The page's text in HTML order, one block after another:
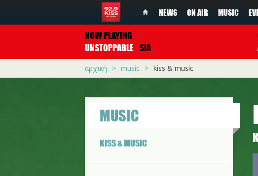
NEWS ON AIR MUSIC
NOW PLAYING
UNSTOPPABLE SIA
αρχική music kiss & music
MUSIC
KISS & MUSIC